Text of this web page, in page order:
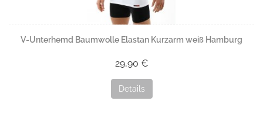
V-Unterhemd Baumwolle Elastan Kurzarm weiß Hamburg
29,90 €
Details